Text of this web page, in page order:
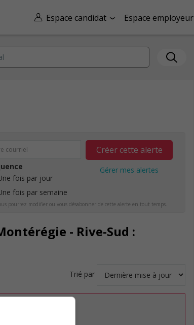
Espace candidat Espace employeur
fois par jour
fois par semaine
Créer cette alerte
Gérer mes alertes
pourrez modifier ou vous désabonner de cette alerte en tout temps.
- Rive-Sud :
Trié par
aucun résultat.